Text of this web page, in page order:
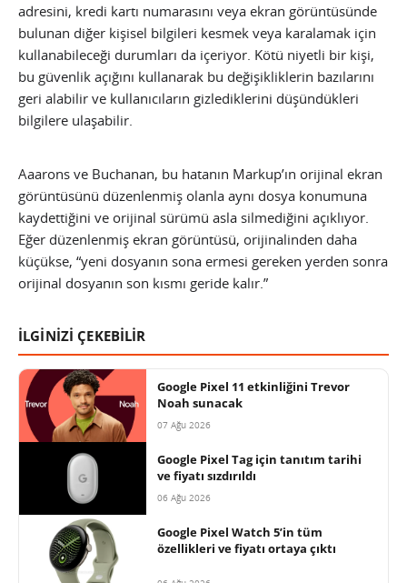
adresini, kredi kartı numarasını veya ekran görüntüsünde
bulunan diğer kişisel bilgileri kesmek veya karalamak için
kullanabileceği durumları da içeriyor. Kötü niyetli bir kişi,
bu güvenlik açığını kullanarak bu değişikliklerin bazılarını
geri alabilir ve kullanıcıların gizlediklerini düşündükleri
bilgilere ulaşabilir.
Aaarons ve Buchanan, bu hatanın Markup’ın orijinal ekran
görüntüsünü düzenlenmiş olanla aynı dosya konumuna
kaydettiğini ve orijinal sürümü asla silmediğini açıklıyor.
Eğer düzenlenmiş ekran görüntüsü, orijinalinden daha
küçükse, “yeni dosyanın sona ermesi gereken yerden sonra
orijinal dosyanın son kısmı geride kalır.”
İLGİNİZİ ÇEKEBİLİR
Google Pixel 11 etkinliğini Trevor
Noah sunacak
07 Ağu 2026
Google Pixel Tag için tanıtım tarihi
ve fiyatı sızdırıldı
06 Ağu 2026
Google Pixel Watch 5’in tüm
özellikleri ve fiyatı ortaya çıktı